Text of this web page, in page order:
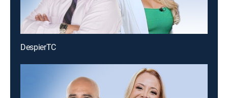
DespierTC